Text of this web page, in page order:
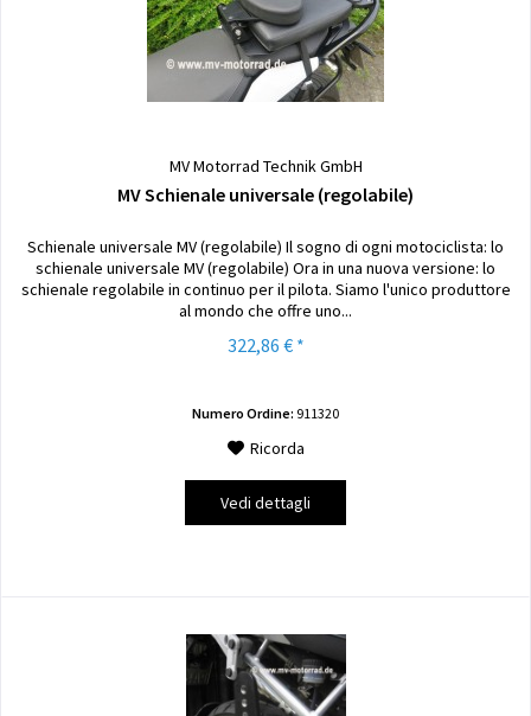
MV Motorrad Technik GmbH
MV Schienale universale (regolabile)
Schienale universale MV (regolabile) Il sogno di ogni motociclista: lo
schienale universale MV (regolabile) Ora in una nuova versione: lo
schienale regolabile in continuo per il pilota. Siamo l'unico produttore
al mondo che offre uno...
322,86 € *
Numero Ordine: 911320
Ricorda
Vedi dettagli